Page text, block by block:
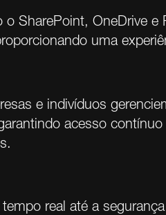
SharePoint, OneDrive e
uma
e indivíduos
acesso
real até a